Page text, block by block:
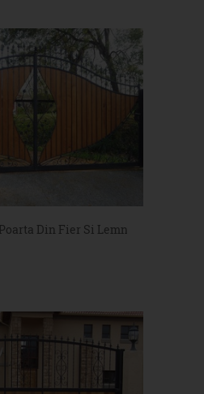
Din Fier Si Lemn